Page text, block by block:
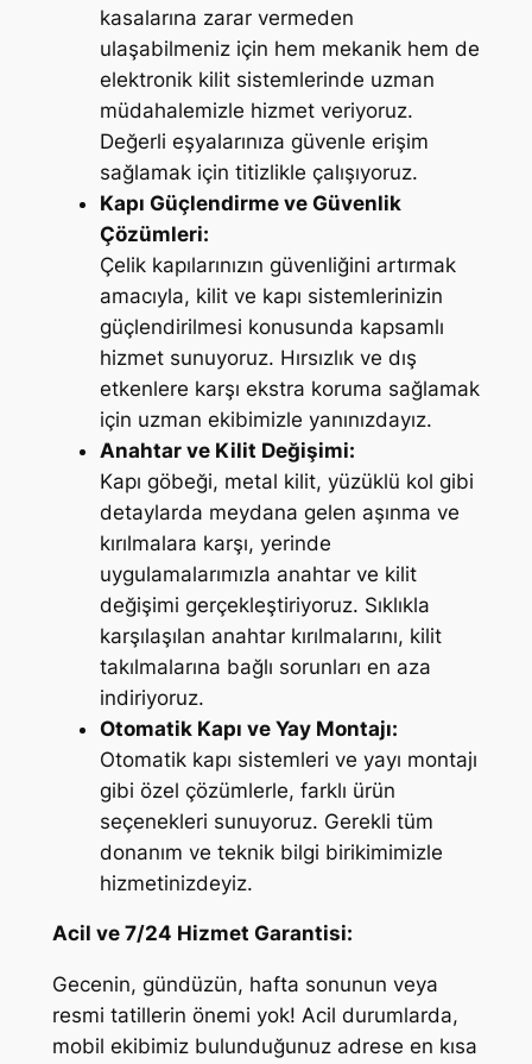
kasalarına zarar vermeden
ulaşabilmeniz için hem mekanik hem de
elektronik kilit sistemlerinde uzman
müdahalemizle hizmet veriyoruz.
Değerli eşyalarınıza güvenle erişim
sağlamak için titizlikle çalışıyoruz.
Kapı Güçlendirme ve Güvenlik
Çözümleri:
Çelik kapılarınızın güvenliğini artırmak
amacıyla, kilit ve kapı sistemlerinizin
güçlendirilmesi konusunda kapsamlı
hizmet sunuyoruz. Hırsızlık ve dış
etkenlere karşı ekstra koruma sağlamak
için uzman ekibimizle yanınızdayız.
Anahtar ve Kilit Değişimi:
Kapı göbeği, metal kilit, yüzüklü kol gibi
detaylarda meydana gelen aşınma ve
kırılmalara karşı, yerinde
uygulamalarımızla anahtar ve kilit
değişimi gerçekleştiriyoruz. Sıklıkla
karşılaşılan anahtar kırılmalarını, kilit
takılmalarına bağlı sorunları en aza
indiriyoruz.
Otomatik Kapı ve Yay Montajı:
Otomatik kapı sistemleri ve yayı montajı
gibi özel çözümlerle, farklı ürün
seçenekleri sunuyoruz. Gerekli tüm
donanım ve teknik bilgi birikimimizle
hizmetinizdeyiz.
Acil ve 7/24 Hizmet Garantisi:
Gecenin, gündüzün, hafta sonunun veya
resmi tatillerin önemi yok! Acil durumlarda,
mobil ekibimiz bulunduğunuz adrese en kısa